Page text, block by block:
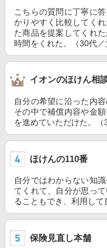
こちらの質問に丁寧に
かりやすく比較してく
た商品を提案してくれ
時間をくれた。（30代／
イオンのほけん相
自分の希望に沿った内
その中で補償内容や金
を進めていただけた。（
ほけんの110番
自分ではわからない知
てくれて、自分が思っ
ることもでき、利用して
保険見直し本舗